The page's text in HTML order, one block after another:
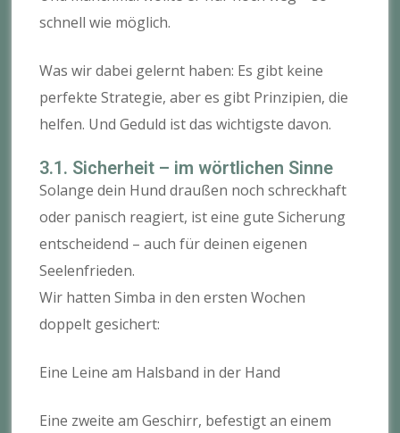
schnell wie möglich.
Was wir dabei gelernt haben: Es gibt keine
perfekte Strategie, aber es gibt Prinzipien, die
helfen. Und Geduld ist das wichtigste davon.
3.1. Sicherheit – im wörtlichen Sinne
Solange dein Hund draußen noch schreckhaft
oder panisch reagiert, ist eine gute Sicherung
entscheidend – auch für deinen eigenen
Seelenfrieden.
Wir hatten Simba in den ersten Wochen
doppelt gesichert:
Eine Leine am Halsband in der Hand
Eine zweite am Geschirr, befestigt an einem